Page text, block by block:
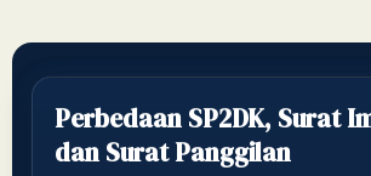
Perbedaan SP2DK, Surat
dan Surat Panggilan